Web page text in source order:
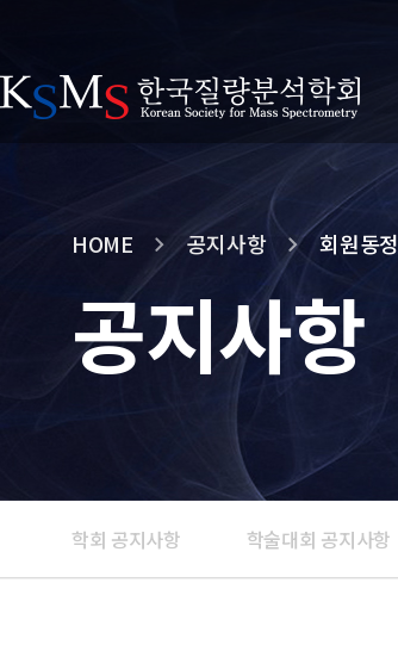
HOME 공지사항 회원동정
공지사항
학회 공지사항 학술대회 공지사항